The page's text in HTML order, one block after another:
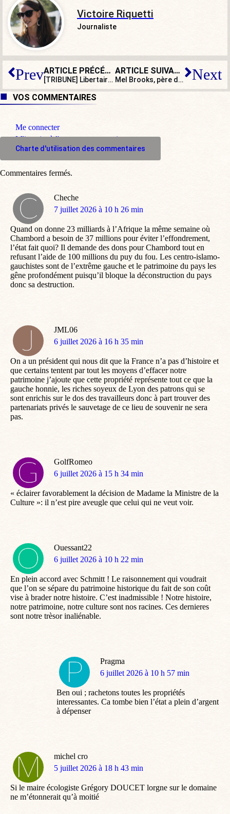
Victoire Riquetti
Journaliste
Prev ARTICLE PRÉCÉDENT
[TRIBUNE] Libertaire rime avec totalitaire
ARTICLE SUIVANT
Mel Brooks, père du rire politiquement incorrect, fête ses cent ans ! Next
VOS COMMENTAIRES
Me connecter
M'inscrire à l'espace commentaire
Charte d'utilisation des commentaires
Cheche
dit
7 juillet 2026 à 10 h 26 min
Quand on donne 23 milliards à l’Afrique la même semaine où
Chambord a besoin de 37 millions pour éviter l’effondrement,
l’état fait quoi? Il demande des dons pour Chambord tout en
refusant l’aide de 100 millions du puy du fou. Les centro-islamo-
gauchistes sont de l’extrême gauche et le patrimoine du pays les
gêne profondément puisqu’il bloque la déconstruction du pays
donc sa destruction.
JML06
dit
6 juillet 2026 à 16 h 35 min
On a un président qui nous dit que la France n’a pas d’histoire et
que certains tentent par tout les moyens d’effacer notre
patrimoine j’ajoute que cette propriété représente tout ce que la
gauche honnie, les riches soyeux de Lyon des patrons qui se
sont enrichis sur le dos des travailleurs donc à part trouver des
partenariats privés le sauvetage de ce lieu de souvenir ne sera
pas.
GolfRomeo
dit
6 juillet 2026 à 15 h 34 min
« éclairer favorablement la décision de Madame la Ministre de la
Culture »: il n’est pire aveugle que celui qui ne veut voir.
Ouessant22
dit
6 juillet 2026 à 10 h 22 min
En plein accord avec Schmitt ! Le raisonnement qui voudrait
que l’on se sépare du patrimoine historique du fait de son coût
vise à brader notre histoire. C’est inadmissible ! Notre histoire,
notre patrimoine, notre culture sont nos racines. Ces dernieres
sont notre trèsor inaliénable.
Pragma
dit
6 juillet 2026 à 10 h 57 min
Ben oui ; rachetons toutes les propriétés
interessantes. Ca tombe bien l’état a plein d’argent
à dépenser
michel cro
dit
5 juillet 2026 à 18 h 43 min
Si le maire écologiste Grégory DOUCET lorgne sur le domaine
ne m’étonnerait qu’à moitié
Commentaires fermés.